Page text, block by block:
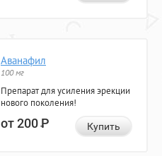
Аванафил
100 мг
Препарат для усиления эрекции
нового поколения!
от 200Р Купить